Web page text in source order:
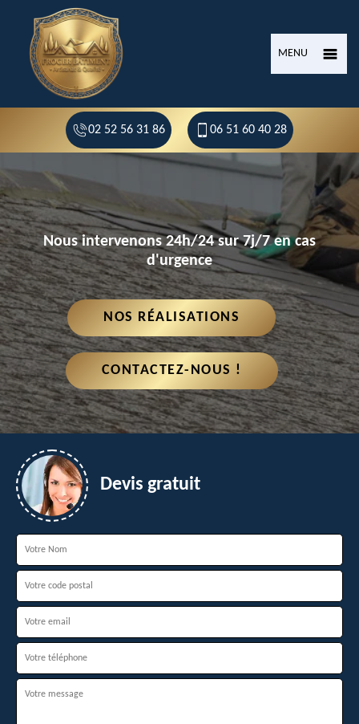
MENU
02 52 56 31 86 06 51 60 40 28
Nous intervenons 24h/24 sur 7j/7 en cas
d'urgence
NOS RÉALISATIONS
CONTACTEZ-NOUS !
Devis gratuit